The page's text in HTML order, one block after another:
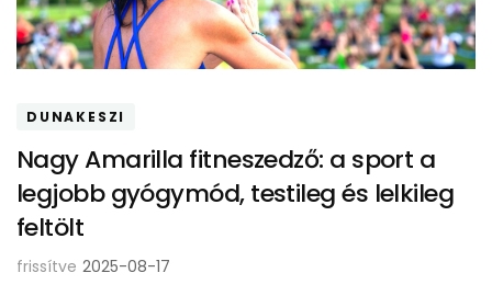
DUNAKESZI
Nagy Amarilla fitneszedző: a sport a
legjobb gyógymód, testileg és lelkileg
feltölt
frissítve 2025-08-17